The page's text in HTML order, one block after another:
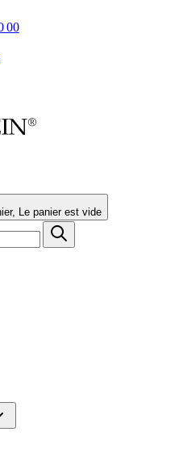
00
Afficher/Masquer le panier, Le panier est vide